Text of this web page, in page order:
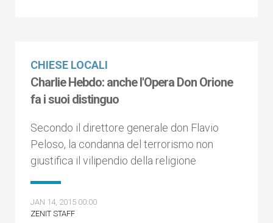
CHIESE LOCALI
Charlie Hebdo: anche l'Opera Don Orione
fa i suoi distinguo
Secondo il direttore generale don Flavio
Peloso, la condanna del terrorismo non
giustifica il vilipendio della religione
JAN 14, 2015 00:00
ZENIT STAFF